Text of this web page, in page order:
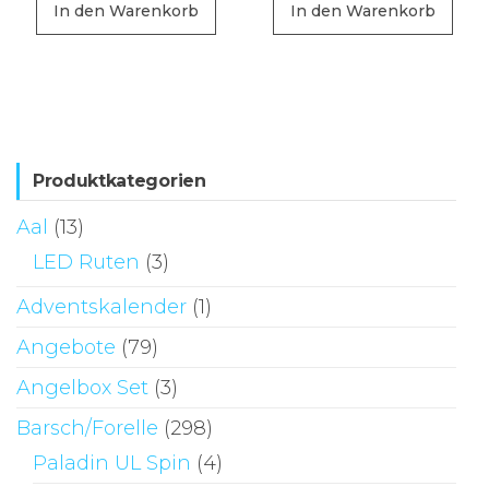
In den Warenkorb In den Warenkorb
Produktkategorien
Aal
(13)
LED Ruten (3)
Adventskalender (1)
Angebote (79)
Angelbox Set (3)
Barsch/Forelle (298)
Paladin UL Spin (4)